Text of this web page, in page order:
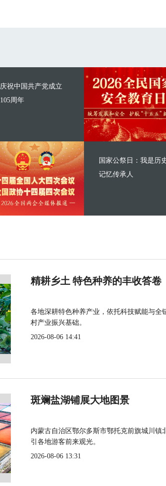
庆祝中国共产党成立
105周年
国家公祭日：我是历
记忆传承人
精耕乡土 特色种养的丰收答卷
各地深耕特色种养产业，依托科技赋能与
村产业振兴基础。
2026-08-06 14:41
斑斓盐湖铺展大地图景
内蒙古自治区鄂尔多斯市鄂托克前旗城川
引各地游客前来观光。
2026-08-06 13:31